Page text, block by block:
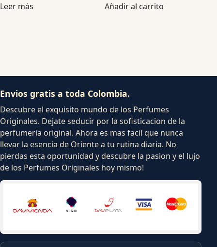
Leer más Añadir al carrito
Envios gratis a toda Colombia.
Descubre el exquisito mundo de los Perfumes
Originales. Dejate seducir por la sofisticacion de la
perfumeria original. Ahora es mas facil que nunca
llevar la esencia de Oriente a tu rutina diaria. No
pierdas esta oportunidad y descubre la pasion y el lujo
de los Perfumes Originales hoy mismo!